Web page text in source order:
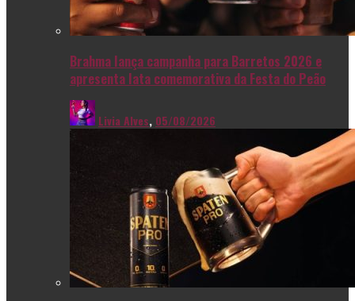
Brahma lança campanha para Barretos 2026 e
apresenta lata comemorativa da Festa do Peão
Livia Alves, 05/08/2026